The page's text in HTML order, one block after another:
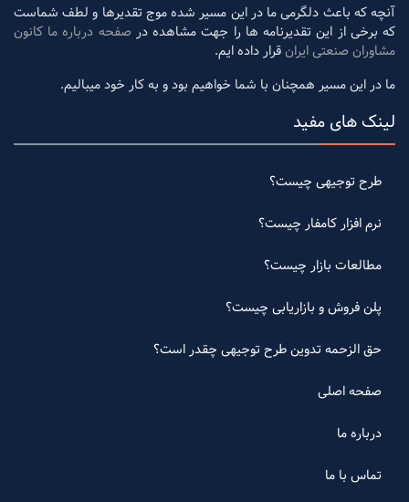
آنچه که باعث دلگرمی ما در این مسیر شده موج تقدیرها و لطف شماست
که برخی از این تقدیرنامه ها را جهت مشاهده در صفحه درباره ما کانون
مشاوران صنعتی ایرانقرار داده ایم.
ما در این مسیر همچنان با شما خواهیم بود و به کار خود میبالیم.
لینک های مفید
طرح توجیهی چیست؟
نرم افزار کامفار چیست؟
مطالعات بازار چیست؟
پلن فروش و بازاریابی چیست؟
حق الزحمه تدوین طرح توجیهی چقدر است؟
صفحه اصلی
درباره ما
تماس با ما